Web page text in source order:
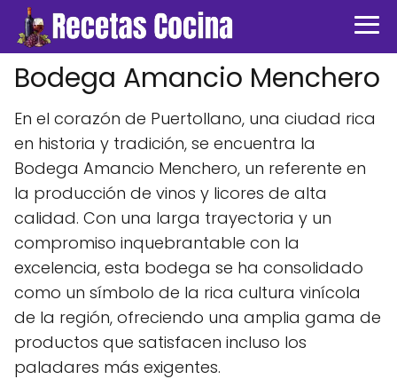
Bodega Amancio Menchero
En el corazón de Puertollano, una ciudad rica
en historia y tradición, se encuentra la
Bodega Amancio Menchero, un referente en
la producción de vinos y licores de alta
calidad. Con una larga trayectoria y un
compromiso inquebrantable con la
excelencia, esta bodega se ha consolidado
como un símbolo de la rica cultura vinícola
de la región, ofreciendo una amplia gama de
productos que satisfacen incluso los
paladares más exigentes.